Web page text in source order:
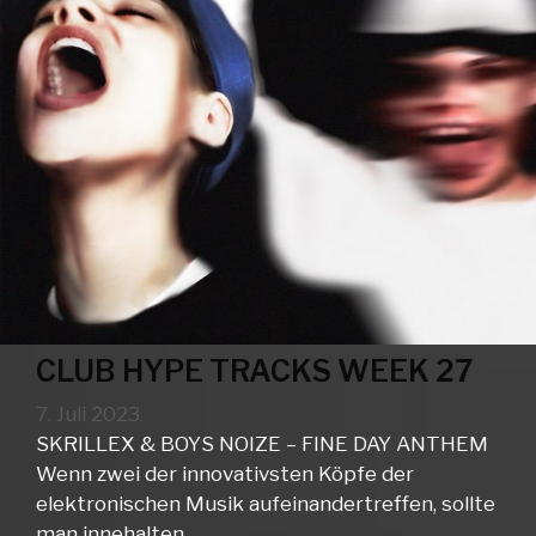
CLUB HYPE TRACKS WEEK 27
7. Juli 2023
SKRILLEX & BOYS NOIZE – FINE DAY ANTHEM
Wenn zwei der innovativsten Köpfe der
elektronischen Musik aufeinandertreffen, sollte